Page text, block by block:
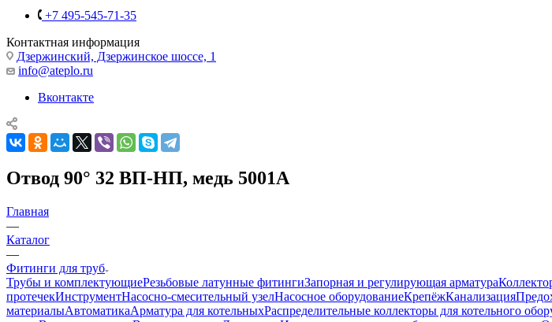
+7 495-545-71-35
Контактная информация
Дзержинский, Дзержинское шоссе, 1
info@ateplo.ru
Вконтакте
Отвод 90° 32 ВП-НП, медь 5001A
Главная
—
Каталог
—
Фитинги для труб
Трубы и комплектующиеРезьбовые латунные фитингиЗапорная и регулирующая арматура
протечекИнструментНасосно-смесительный узелНасосное оборудованиеКрепёжКанализация
материалыАвтоматикаАрматура для котельныхРаспределительные коллекторы для котельного